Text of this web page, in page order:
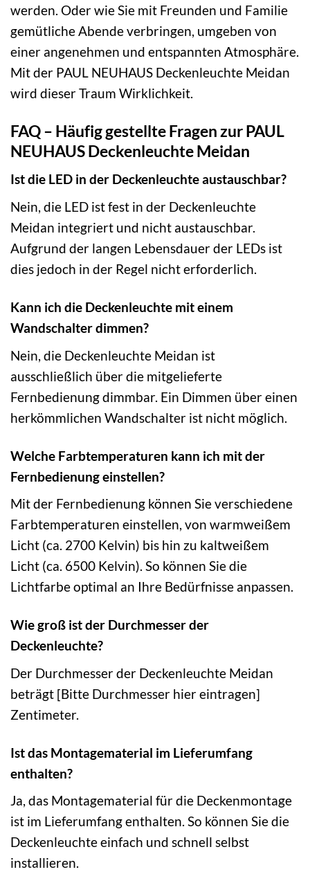
werden. Oder wie Sie mit Freunden und Familie
gemütliche Abende verbringen, umgeben von
einer angenehmen und entspannten Atmosphäre.
Mit der PAUL NEUHAUS Deckenleuchte Meidan
wird dieser Traum Wirklichkeit.
FAQ – Häufig gestellte Fragen zur PAUL
NEUHAUS Deckenleuchte Meidan
Ist die LED in der Deckenleuchte austauschbar?
Nein, die LED ist fest in der Deckenleuchte
Meidan integriert und nicht austauschbar.
Aufgrund der langen Lebensdauer der LEDs ist
dies jedoch in der Regel nicht erforderlich.
Kann ich die Deckenleuchte mit einem
Wandschalter dimmen?
Nein, die Deckenleuchte Meidan ist
ausschließlich über die mitgelieferte
Fernbedienung dimmbar. Ein Dimmen über einen
herkömmlichen Wandschalter ist nicht möglich.
Welche Farbtemperaturen kann ich mit der
Fernbedienung einstellen?
Mit der Fernbedienung können Sie verschiedene
Farbtemperaturen einstellen, von warmweißem
Licht (ca. 2700 Kelvin) bis hin zu kaltweißem
Licht (ca. 6500 Kelvin). So können Sie die
Lichtfarbe optimal an Ihre Bedürfnisse anpassen.
Wie groß ist der Durchmesser der
Deckenleuchte?
Der Durchmesser der Deckenleuchte Meidan
beträgt [Bitte Durchmesser hier eintragen]
Zentimeter.
Ist das Montagematerial im Lieferumfang
enthalten?
Ja, das Montagematerial für die Deckenmontage
ist im Lieferumfang enthalten. So können Sie die
Deckenleuchte einfach und schnell selbst
installieren.